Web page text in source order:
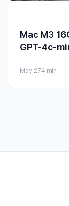
Mac M3
GPT-4o-
May 274 min